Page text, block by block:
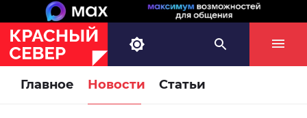
Главное Новости Статьи